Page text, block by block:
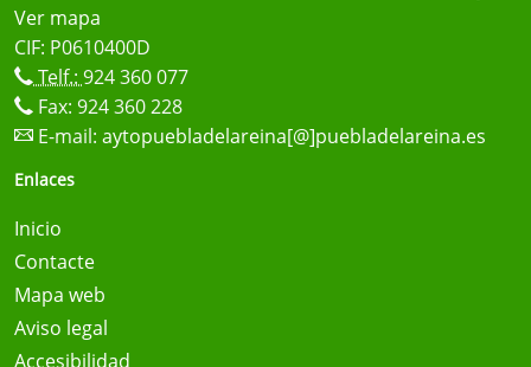
Ver mapa
CIF: P0610400D
Telf.: 924 360 077
Fax: 924 360 228
E-mail: aytopuebladelareina[@]puebladelareina.es
Enlaces
Inicio
Contacte
Mapa web
Aviso legal
Accesibilidad